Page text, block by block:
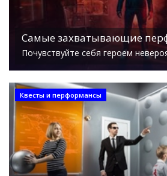
Самые захватывающие
Почувствуйте себя героем
Квесты и перформансы